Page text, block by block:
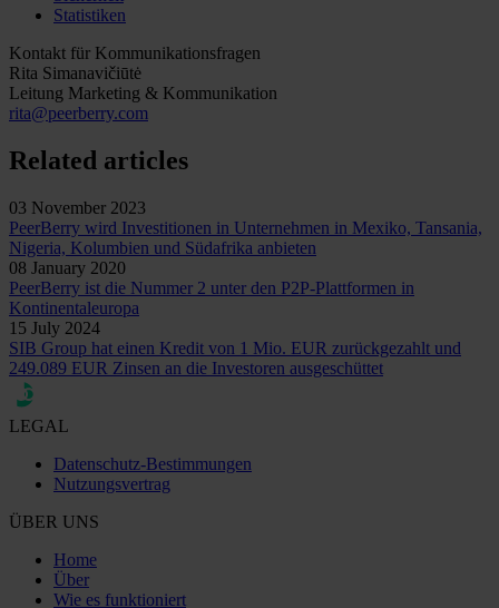
Statistiken
Kontakt für Kommunikationsfragen
Rita Simanavičiūtė
Leitung Marketing & Kommunikation
rita@peerberry.com
Related articles
03 November 2023
PeerBerry wird Investitionen in Unternehmen in Mexiko, Tansania,
Nigeria, Kolumbien und Südafrika anbieten
08 January 2020
PeerBerry ist die Nummer 2 unter den P2P-Plattformen in
Kontinentaleuropa
15 July 2024
SIB Group hat einen Kredit von 1 Mio. EUR zurückgezahlt und
249.089 EUR Zinsen an die Investoren ausgeschüttet
LEGAL
Datenschutz-Bestimmungen
Nutzungsvertrag
ÜBER UNS
Home
Über
Wie es funktioniert